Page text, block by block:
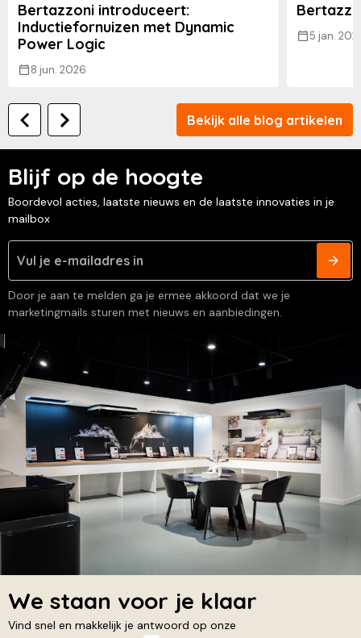
Bertazzoni introduceert:
Inductiefornuizen met Dynamic
Power Logic
8 jun. 2026
5 jan.
Bekijk alle blog artikelen
Blijf op de hoogte
Boordevol acties, laatste nieuws en de laatste innovaties in je
mailbox
Door je aan te melden ga je ermee akkoord dat we je
marketingmails sturen met nieuws en aanbiedingen.
We staan voor je klaar
Vind snel en makkelijk je antwoord op onze